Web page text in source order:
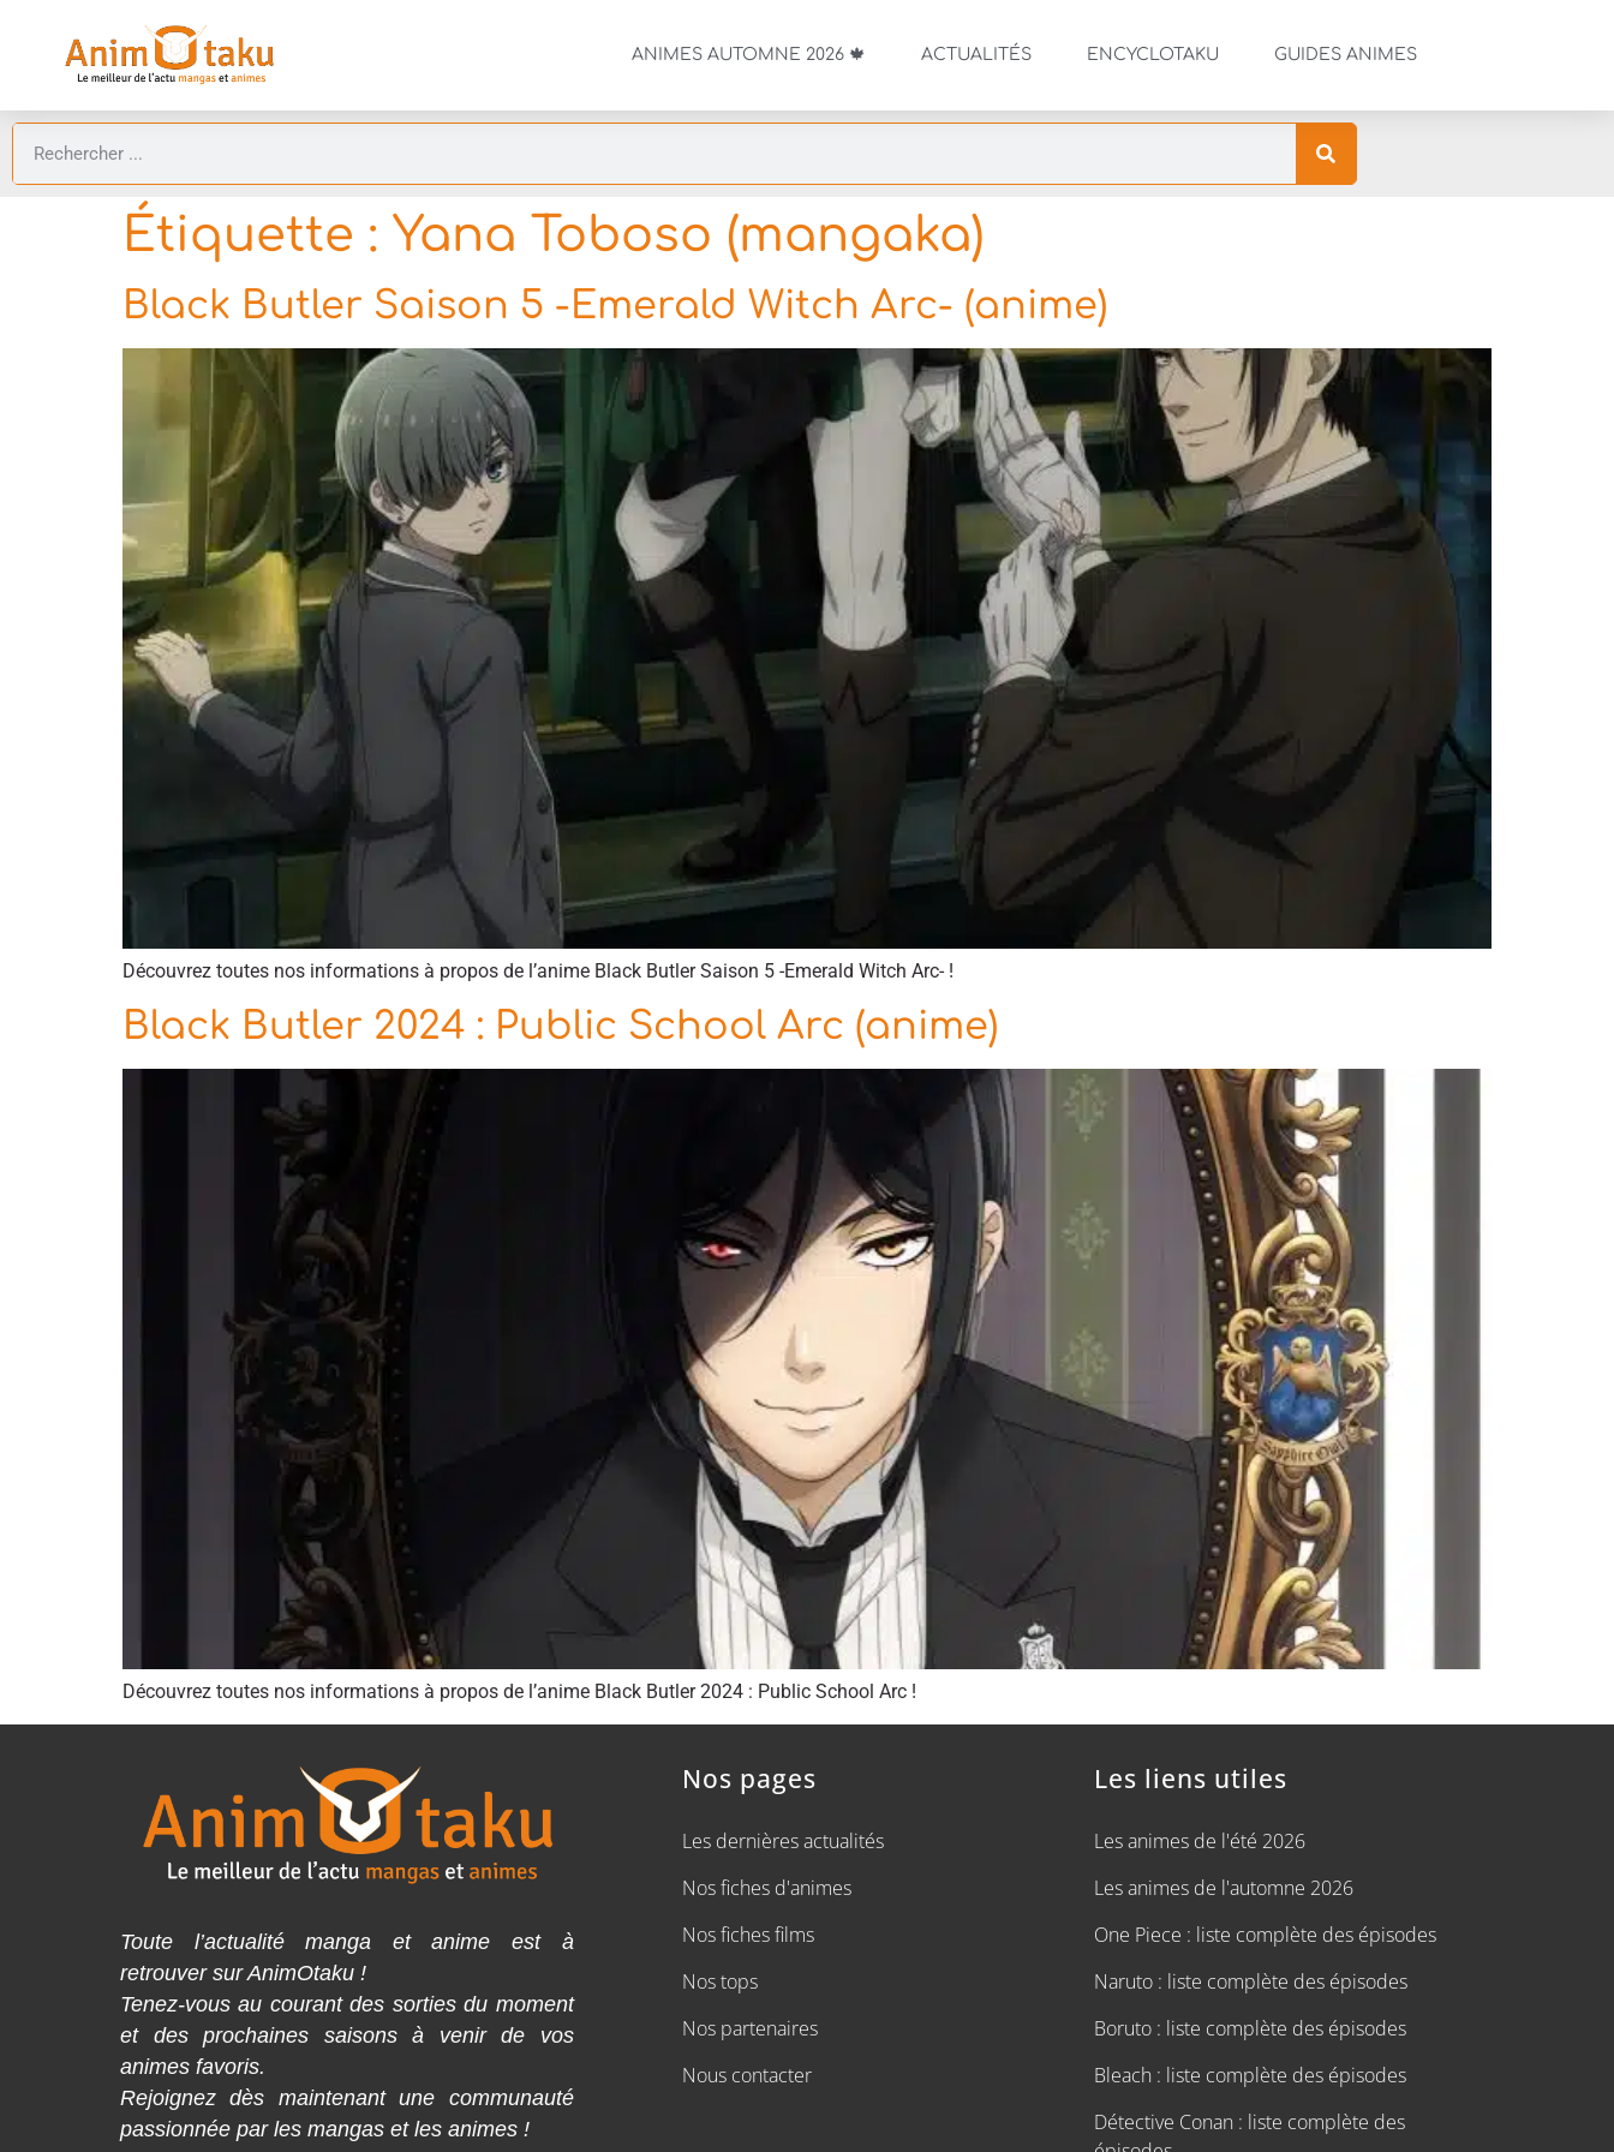
ANIMES AUTOMNE 2026 🍁 ACTUALITÉS ENCYCLOTAKU GUIDES ANIMES
Étiquette : Yana Toboso (mangaka)
Black Butler Saison 5 -Emerald Witch Arc- (anime)
Découvrez toutes nos informations à propos de l’anime Black Butler Saison 5 -Emerald Witch Arc- !
Black Butler 2024 : Public School Arc (anime)
Découvrez toutes nos informations à propos de l’anime Black Butler 2024 : Public School Arc !
Toute l’actualité manga et anime est à
retrouver sur AnimOtaku !
Tenez-vous au courant des sorties du moment
et des prochaines saisons à venir de vos
animes favoris.
Rejoignez dès maintenant une communauté
passionnée par les mangas et les animes !
Nos pages
Les dernières actualités
Nos fiches d'animes
Nos fiches films
Nos tops
Nos partenaires
Nous contacter
Les liens utiles
Les animes de l'été 2026
Les animes de l'automne 2026
One Piece : liste complète des épisodes
Naruto : liste complète des épisodes
Boruto : liste complète des épisodes
Bleach : liste complète des épisodes
Détective Conan : liste complète des